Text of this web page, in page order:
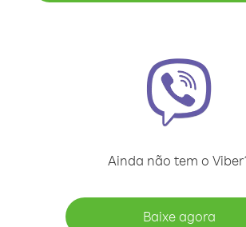
Ainda não tem o
Baixe agora